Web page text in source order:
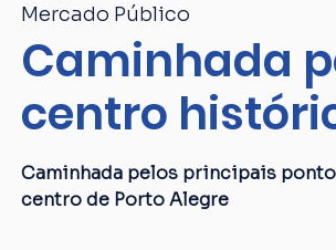
Mercado Público
Caminhada
centro
Caminhada pelos principais
centro de Porto Alegre